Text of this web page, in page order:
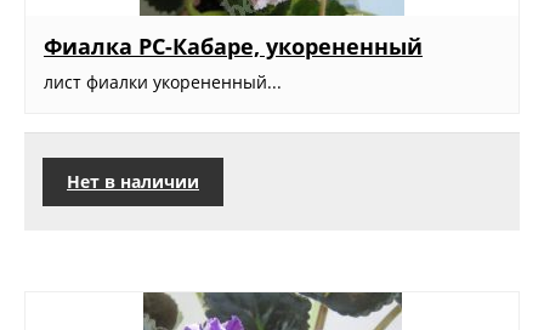
Фиалка РС-Кабаре, укорененный
лист фиалки укорененный...
Нет в наличии